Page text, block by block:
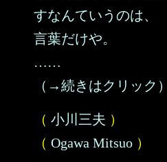
すなんていうのは、
言葉だけや。
……
（→続きはクリック）
（ 小川三夫 ）
（ Ogawa Mitsuo ）